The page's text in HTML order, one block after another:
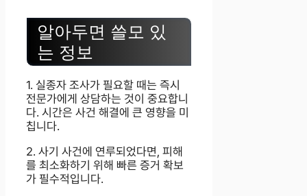
알아두면 쓸모 있
는 정보
1. 실종자 조사가 필요할 때는 즉시
전문가에게 상담하는 것이 중요합니
다. 시간은 사건 해결에 큰 영향을 미
칩니다.
2. 사기 사건에 연루되었다면, 피해
를 최소화하기 위해 빠른 증거 확보
가 필수적입니다.